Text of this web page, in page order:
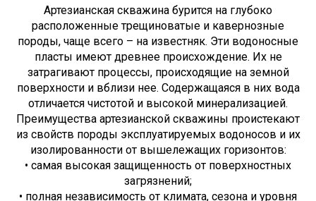
Артезианская скважина бурится на глубоко
расположенные трещиноватые и кавернозные
породы, чаще всего – на известняк. Эти водоносные
пласты имеют древнее происхождение. Их не
затрагивают процессы, происходящие на земной
поверхности и вблизи нее. Содержащаяся в них вода
отличается чистотой и высокой минерализацией.
Преимущества артезианской скважины проистекают
из свойств породы эксплуатируемых водоносов и их
изолированности от вышележащих горизонтов:
• самая высокая защищенность от поверхностных
загрязнений;
• полная независимость от климата, сезона и уровня